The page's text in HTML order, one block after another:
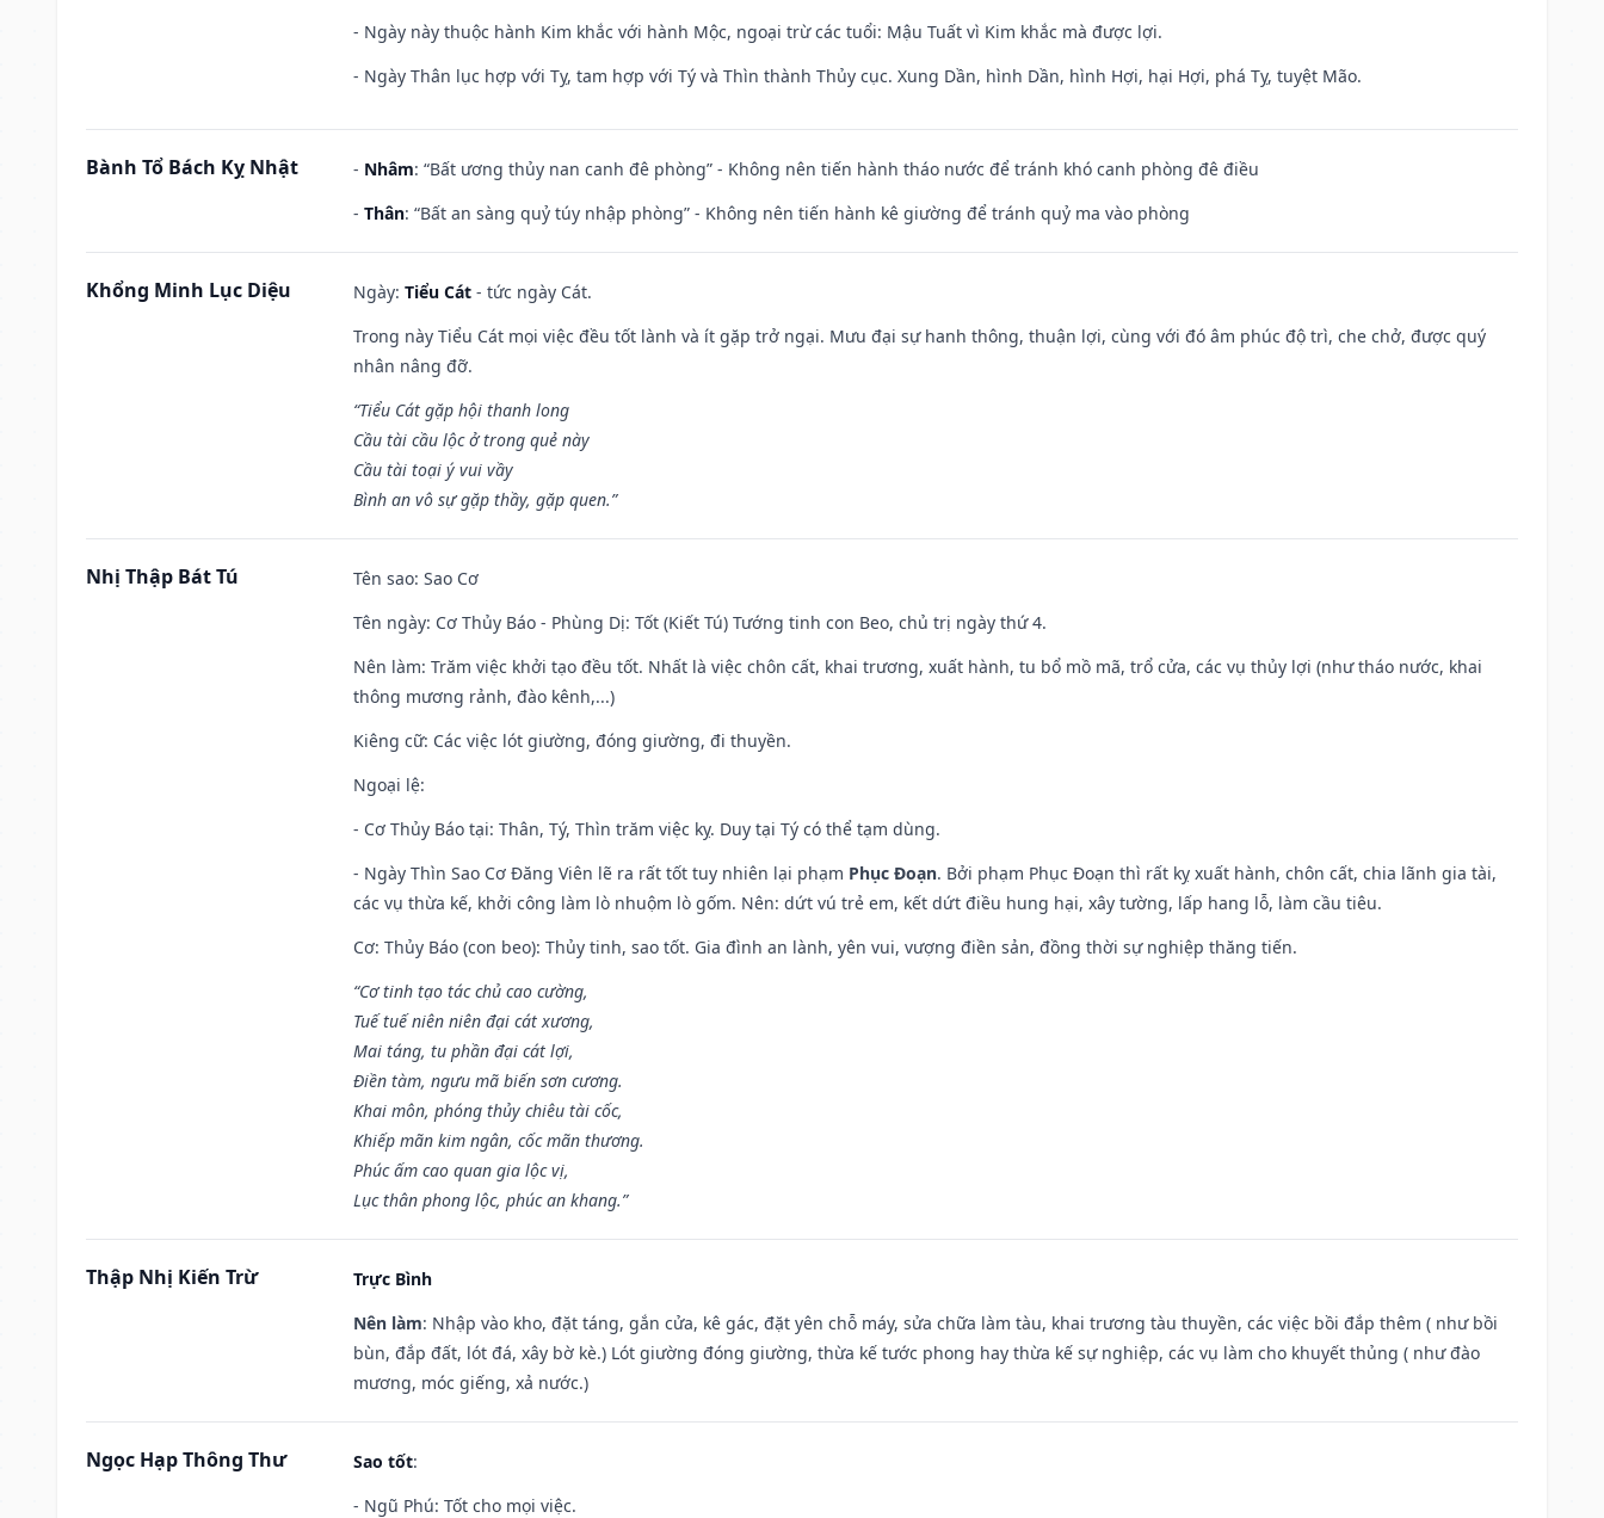
- Ngày này thuộc hành Kim khắc với hành Mộc, ngoại trừ các tuổi: Mậu Tuất vì Kim khắc mà được lợi.
- Ngày Thân lục hợp với Tỵ, tam hợp với Tý và Thìn thành Thủy cục. Xung Dần, hình Dần, hình Hợi, hại Hợi, phá Tỵ, tuyệt Mão.
Bành Tổ Bách Kỵ Nhật - Nhâm: “Bất ương thủy nan canh đê phòng” - Không nên tiến hành tháo nước để tránh khó canh phòng đê điều
- Thân: “Bất an sàng quỷ túy nhập phòng” - Không nên tiến hành kê giường để tránh quỷ ma vào phòng
Khổng Minh Lục Diệu Ngày: Tiểu Cát - tức ngày Cát.
Trong này Tiểu Cát mọi việc đều tốt lành và ít gặp trở ngại. Mưu đại sự hanh thông, thuận lợi, cùng với đó âm phúc độ trì, che chở, được quý
nhân nâng đỡ.
“Tiểu Cát gặp hội thanh long
Cầu tài cầu lộc ở trong quẻ này
Cầu tài toại ý vui vầy
Bình an vô sự gặp thầy, gặp quen.”
Nhị Thập Bát Tú Tên sao: Sao Cơ
Tên ngày: Cơ Thủy Báo - Phùng Dị: Tốt (Kiết Tú) Tướng tinh con Beo, chủ trị ngày thứ 4.
Nên làm: Trăm việc khởi tạo đều tốt. Nhất là việc chôn cất, khai trương, xuất hành, tu bổ mồ mã, trổ cửa, các vụ thủy lợi (như tháo nước, khai
thông mương rảnh, đào kênh,...)
Kiêng cữ: Các việc lót giường, đóng giường, đi thuyền.
Ngoại lệ:
- Cơ Thủy Báo tại: Thân, Tý, Thìn trăm việc kỵ. Duy tại Tý có thể tạm dùng.
- Ngày Thìn Sao Cơ Đăng Viên lẽ ra rất tốt tuy nhiên lại phạm Phục Đoạn. Bởi phạm Phục Đoạn thì rất kỵ xuất hành, chôn cất, chia lãnh gia tài,
các vụ thừa kế, khởi công làm lò nhuộm lò gốm. Nên: dứt vú trẻ em, kết dứt điều hung hại, xây tường, lấp hang lỗ, làm cầu tiêu.
Cơ: Thủy Báo (con beo): Thủy tinh, sao tốt. Gia đình an lành, yên vui, vượng điền sản, đồng thời sự nghiệp thăng tiến.
“Cơ tinh tạo tác chủ cao cường,
Tuế tuế niên niên đại cát xương,
Mai táng, tu phần đại cát lợi,
Điền tàm, ngưu mã biến sơn cương.
Khai môn, phóng thủy chiêu tài cốc,
Khiếp mãn kim ngân, cốc mãn thương.
Phúc ấm cao quan gia lộc vị,
Lục thân phong lộc, phúc an khang.”
Thập Nhị Kiến Trừ
Trực Bình
Nên làm: Nhập vào kho, đặt táng, gắn cửa, kê gác, đặt yên chỗ máy, sửa chữa làm tàu, khai trương tàu thuyền, các việc bồi đắp thêm ( như bồi
bùn, đắp đất, lót đá, xây bờ kè.) Lót giường đóng giường, thừa kế tước phong hay thừa kế sự nghiệp, các vụ làm cho khuyết thủng ( như đào
mương, móc giếng, xả nước.)
Ngọc Hạp Thông Thư Sao tốt:
- Ngũ Phú: Tốt cho mọi việc.